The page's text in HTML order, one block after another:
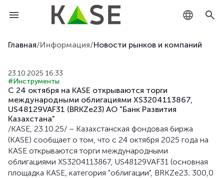
KZ
Главная/Информация/Новости рынков и компаний
23.10.2025 16:33
#Инструменты
С 24 октября на KASE открываются торги
международными облигациями XS3204113867,
US48129VAF31 (BRKZe23) АО "Банк Развития
Казахстана"
/KASE, 23.10.25/ – Казахстанская фондовая биржа
(KASE) сообщает о том, что с 24 октября 2025 года на
KASE открываются торги международными
облигациями XS3204113867, US48129VAF31 (основная
площадка KASE, категория "облигации", BRKZe23; 300,0